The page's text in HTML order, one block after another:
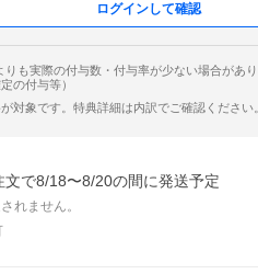
ログインして確認
りも実際の付与数・付与率が少ない場合があ
の付与等）
対象です。特典詳細は内訳でご確認ください。
文で8/18〜8/20の間に発送予定
れません。